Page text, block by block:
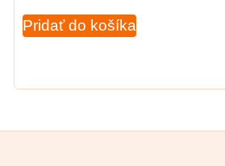
Pridať do košíka